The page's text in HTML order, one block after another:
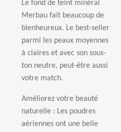
Le fond de teint minéral
Merbau fait beaucoup de
bienheureux. Le best-seller
parmi les peaux moyennes
à claires et avec son sous-
ton neutre, peut-être aussi
votre match.
Amé liorez votre beauté
naturelle : Les poudres
aériennes ont une belle